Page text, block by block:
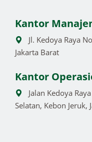
Kantor
Jl. Kedoya Raya
Jakarta Barat
Kantor
Jalan Kedoya
Selatan, Kebon